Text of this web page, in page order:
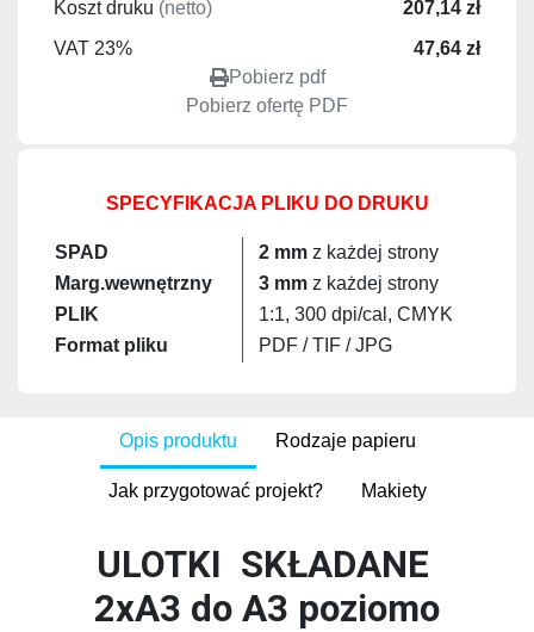
Koszt druku (netto)
207,14 zł
VAT 23%
47,64 zł
Pobierz pdf
Pobierz ofertę PDF
SPECYFIKACJA PLIKU DO DRUKU
SPAD 2 mm z każdej strony
Marg.wewnętrzny
3 mm z każdej strony
PLIK
1:1, 300 dpi/cal, CMYK
Format pliku
PDF / TIF / JPG
Opis produktu Rodzaje papieru
Jak przygotować projekt? Makiety
ULOTKI SKŁADANE
2xA3 do A3 poziomo